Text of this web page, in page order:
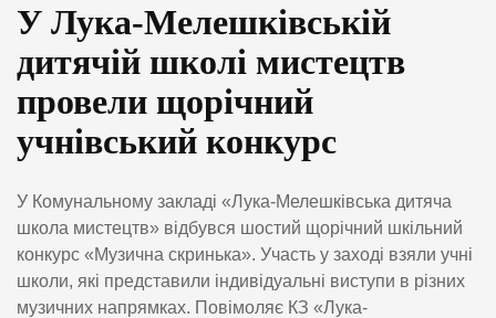
У Лука-Мелешківській
дитячій школі мистецтв
провели щорічний
учнівський конкурс
У Комунальному закладі «Лука-Мелешківська дитяча
школа мистецтв» відбувся шостий щорічний шкільний
конкурс «Музична скринька». Участь у заході взяли учні
школи, які представили індивідуальні виступи в різних
музичних напрямках. Повімоляє КЗ «Лука-